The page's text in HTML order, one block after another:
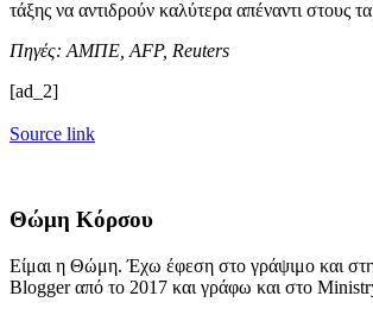
τάξης να αντιδρούν καλύτερα απέναντι στους
Πηγές: ΑΜΠΕ, AFP, Reuters
[ad_2]
Source link
Θώμη Κόρσου
Είμαι η Θώμη. Έχω έφεση στο γράψιμο και
Blogger από το 2017 και γράφω και στο